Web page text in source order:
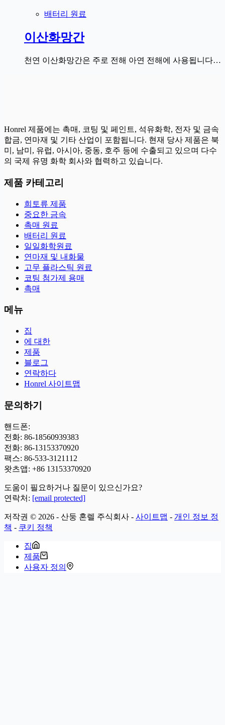
배터리 원료
이산화망간
천연 이산화망간은 주로 전해 아연 전해에 사용됩니다…
Honrel 제품에는 촉매, 코팅 및 페인트, 석유화학, 전자 및 금속
합금, 연마재 및 기타 산업이 포함됩니다. 현재 당사 제품은 북
미, 남미, 유럽, 아시아, 중동, 호주 등에 수출되고 있으며 다수
의 국제 유명 화학 회사와 협력하고 있습니다.
제품 카테고리
희토류 제품
중요한 금속
촉매 원료
배터리 원료
일일화학원료
연마재 및 내화물
고무 플라스틱 원료
코팅 첨가제 용매
촉매
메뉴
집
에 대한
제품
블로그
연락하다
Honrel 사이트맵
문의하기
핸드폰:
전화: 86-18560939383
전화: 86-13153370920
팩스: 86-533-3121112
왓츠앱: +86 13153370920
도움이 필요하거나 질문이 있으신가요?
연락처: [email protected]
저작권 © 2026 - 산둥 혼렐 주식회사 - 사이트맵 - 개인 정보 정
책 - 쿠키 정책
집
제품
사용자 정의